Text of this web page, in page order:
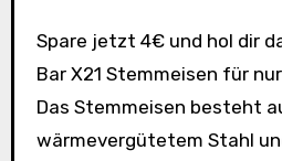
Spare jetzt 4€ und hol dir das Stanley Wonder
Bar X21 Stemmeisen für
Das Stemmeisen besteht
wärmevergütetem Stahl